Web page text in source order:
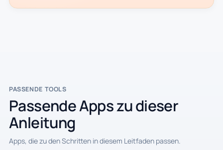
PASSENDE TOOLS
Passende Apps zu dieser
Anleitung
Apps, die zu den Schritten in diesem Leitfaden passen.